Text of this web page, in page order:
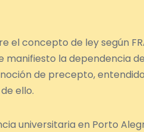
concepto de ley según
manifiesto la
de precepto,
ello.
universitaria en Porto